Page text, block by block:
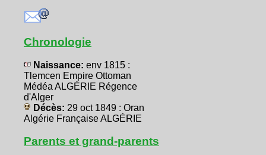
Chronologie
Naissance: env 1815 :
Tlemcen Empire Ottoman
Médéa ALGÉRIE Régence
d'Alger
Décès: 29 oct 1849 : Oran
Algérie Française ALGÉRIE
Parents et grand-parents